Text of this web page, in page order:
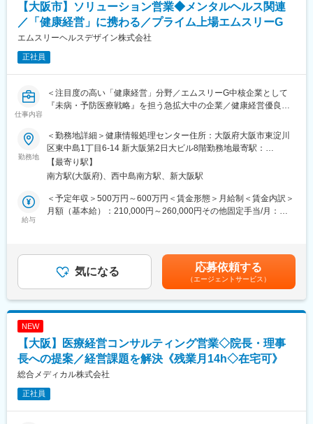
きる環境です。
■営業スタイル
■KPI・目標
・契約までのリードタイム：半年以上
→ 短期ではなく、粘り強い関係構築×提案力が求められます。
■求める人物像
・0→1の新規開拓経験をお持ちの方
・行動量を落とさず継続できる方
・経営改善に大きなインパクトを与えられる
・経営者のパートナー的存在になれる
・年休126日／土日祝休み
・残業月平均10h未満／時差出勤可
・有給は入社日付与＆時間単位で取得OK
・全国約20名体制（西日本エリア：約10名）
・エリア制のため地域に密着して活動
【大阪市】ソリューション営業◆メンタルヘルス関連
／「健康経営」に携わる／プライム上場エムスリーG
エムスリーヘルスデザイン株式会社
正社員
仕事内容
＜注目度の高い「健康経営」分野／エムスリーG中核企業として
『未病・予防医療戦略』を担う急拡大中の企業／健康経営優良法
■業務内容：
当社は全国の企業へ健康診断予約・実施アウトソーシングや産業
医・保健師・臨床心理士の面談・出張による保健指導等を展開し
ています。
本ポジションでは、経営層や人事担当者へ産業保健課題をヒアリ
ングし、エムスリーグループの資源を用いて企業の職場環境を改
■業務詳細：
◇休職・復職対応やメンタルヘルスに関するコンサルティング
◇産業医・保健師の紹介および体制構築・運営支援
験を積める
【魅力2】成長…少人数組織で社長と近く、自身の成果が事業成長
に直結
勤務地
＜勤務地詳細＞健康情報処理センター住所：大阪府大阪市東淀川
区東中島1丁目6-14 新大阪第2日大ビル8階勤務地最寄駅：
OsakaMetro御堂筋線／西中島南方駅受動喫煙対策：屋内全面禁煙
変更の範囲：会社の定める事業所
【最寄り駅】
南方駅(大阪府)、西中島南方駅、新大阪駅
給与
＜予定年収＞500万円～600万円＜賃金形態＞月給制＜賃金内訳＞
月額（基本給）：210,000円～260,000円その他固定手当/月：
業手当＞有＜給与補足＞■賞与実績：年2回賃金はあくまでも目安
の金額であり、選考を通じて上下する可能性があります。月給(月
額)は固定手当を含めた表記です。
気になる 応募依頼する
（エージェントサービス）
NEW
【大阪】医療経営コンサルティング営業◇院長・理事
長への提案／経営課題を解決《残業月14h◇在宅可》
総合メディカル株式会社
正社員